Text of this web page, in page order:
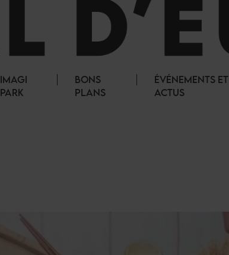
IMAGI
PARK
BONS
PLANS
ÉVÉNEMENTS ET
ACTUS